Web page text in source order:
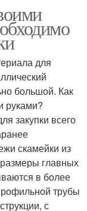
для
большой. Как
руками?
закупки всего
скамейки из
главных
в более
трубы
с